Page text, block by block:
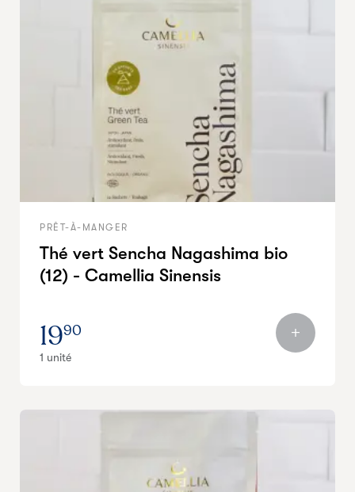
PRÊT-À-MANGER
Thé vert Sencha Nagashima bio
(12) - Camellia Sinensis
1990
1 unité